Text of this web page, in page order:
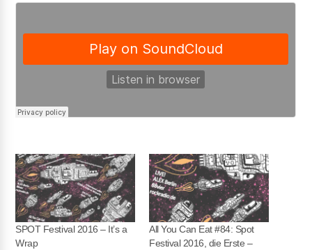
SPOT Festival 2016 – It’s a
Wrap
All You Can Eat #84: Spot
Festival 2016, die Erste –